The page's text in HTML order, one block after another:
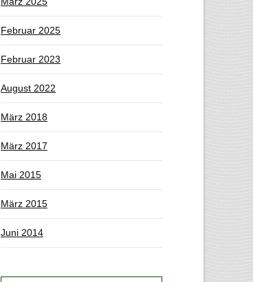
Februar 2025
Februar 2023
August 2022
März 2018
März 2017
Mai 2015
März 2015
Juni 2014